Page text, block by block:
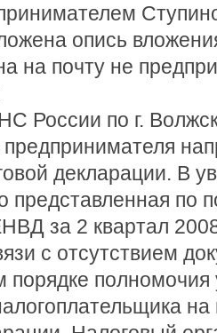
опись
на почту не
России по г.
предпринимателя
декларации. В
представленная по
за 2 квартал
с отсутствием
порядке